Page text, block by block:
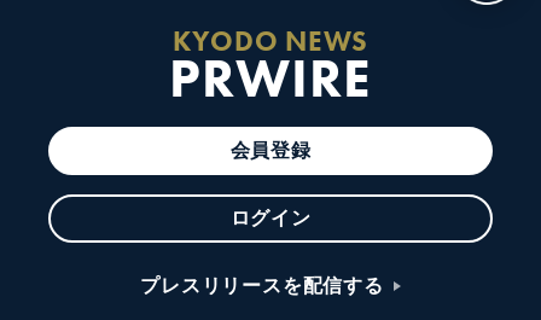
KYODO NEWS
PRWIRE
会員登録
ログイン
プレスリリースを配信する